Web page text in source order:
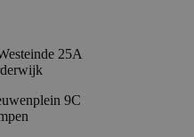
25A
9C